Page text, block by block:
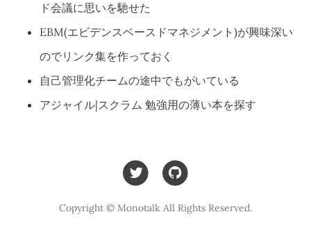
ド会議に思いを馳せた
EBM(エビデンスベースドマネジメント)が興味深い
のでリンク集を作っておく
自己管理化チームの途中でもがいている
アジャイル|スクラム 勉強用の薄い本を探す
Copyright © Monotalk All Rights Reserved.